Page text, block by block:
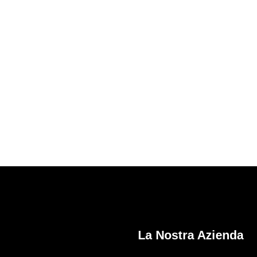
La Nostra Azienda